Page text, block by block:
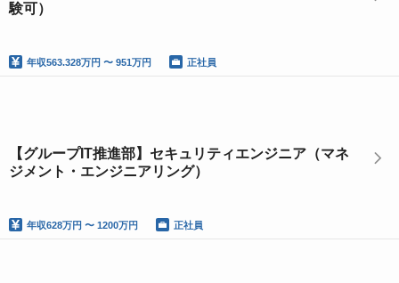
験可）
年収563.328万円 〜 951万円 正社員
【グループIT推進部】セキュリティエンジニア（マネ
ジメント・エンジニアリング）
年収628万円 〜 1200万円 正社員